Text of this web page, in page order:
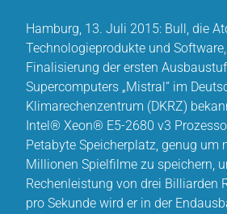
Hamburg, 13. Juli 2015: Bull, die
Technologieprodukte und
Finalisierung der ersten
Supercomputers „Mistral“ im
Klimarechenzentrum (DKRZ)
Intel® Xeon® E5-2680 v3
Petabyte Speicherplatz, genug um
Millionen Spielfilme zu speichern,
Rechenleistung von drei Billiarden
pro Sekunde wird er in der